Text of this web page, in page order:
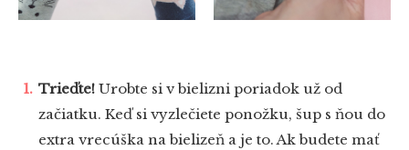
Trieďte! Urobte si v bielizni poriadok už od
začiatku. Keď si vyzlečiete ponožku, šup s ňou do
extra vrecúška na bielizeň a je to. Ak budete mať